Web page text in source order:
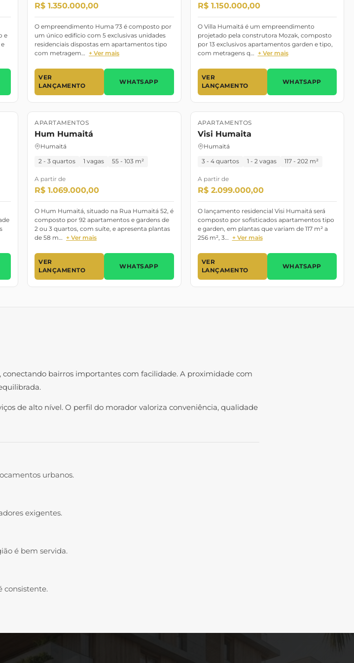
e
R$ 1.350.000,00
O empreendimento Huma 73 é composto por
um único edifício com 5 exclusivas unidades
residenciais dispostas em apartamentos tipo
com metragem… + Ver mais
VER
LANÇAMENTO
WHATSAPP
R$ 1.150.000,00
O Villa Humaitá é um empreendimento
projetado pela construtora Mozak, composto
por 13 exclusivos apartamentos garden e tipo,
com metragens q… + Ver mais
VER
LANÇAMENTO
WHATSAPP
Lançamento Junho/2027
APARTAMENTOS
Hum Humaitá
Humaitá
2 - 3 quartos 1 vagas 55 - 103 m²
A partir de
R$ 1.069.000,00
O Hum Humaitá, situado na Rua Humaitá 52, é
composto por 92 apartamentos e gardens de
2 ou 3 quartos, com suíte, e apresenta plantas
de 58 m… + Ver mais
VER
LANÇAMENTO
WHATSAPP
Lançamento Junho/26
APARTAMENTOS
Visi Humaita
Humaitá
3 - 4 quartos 1 - 2 vagas 117 - 202 m²
A partir de
R$ 2.099.000,00
O lançamento residencial Visi Humaitá será
composto por sofisticados apartamentos tipo
e garden, em plantas que variam de 117 m² a
256 m², 3… + Ver mais
VER
LANÇAMENTO
WHATSAPP
bairros importantes com facilidade. A proximidade com
de alto nível. O perfil do morador valoriza conveniência, qualidade
urbanos.
exigentes.
é bem servida.
consistente.